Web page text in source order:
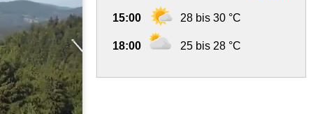
15:00 28 bis 30 °C
18:00 25 bis 28 °C